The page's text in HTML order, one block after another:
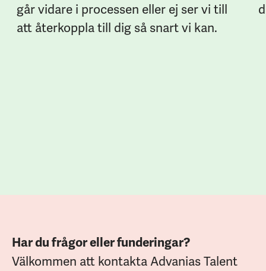
går vidare i processen eller ej ser vi till
att återkoppla till dig så snart vi kan.
Har du frågor eller funderingar?
Välkommen att kontakta Advanias Talent